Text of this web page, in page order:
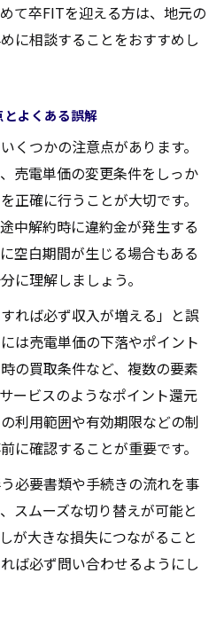
て卒FITを迎える方は、地元の
に相談することをおすすめし
よくある誤解
くつかの注意点があります。
売電単価の変更条件をしっか
正確に行うことが大切です。
中解約時に違約金が発生する
空白期間が生じる場合もある
に理解しましょう。
れば必ず収入が増える」と誤
は売電単価の下落やポイント
の買取条件など、複数の要素
ービスのようなポイント還元
利用範囲や有効期限などの制
に確認することが重要です。
必要書類や手続きの流れを事
スムーズな切り替えが可能と
が大きな損失につながること
ば必ず問い合わせるようにし